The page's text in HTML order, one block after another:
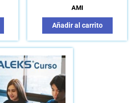
AMI
Añadir al carrito